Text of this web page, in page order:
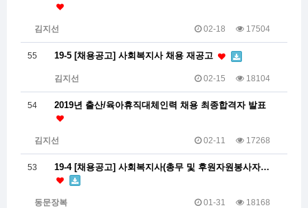
김지선 17504
02-18
55 19-5 [채용공고] 사회복지사 채용 재공고
김지선 18104
02-15
54 2019년 출산/육아휴직대체인력 채용 최종합격자 발표
김지선 17268
02-11
53 19-4 [채용공고] 사회복지사(총무 및 후원자원봉사자…
동문장복 18168
01-31